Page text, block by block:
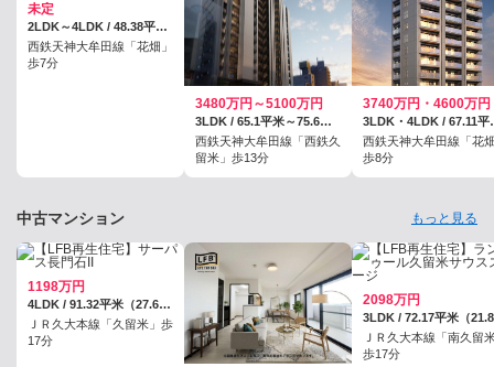
未定
2LDK～4LDK / 48.38平米～106.59平米
西鉄天神大牟田線「花畑」
歩7分
3480万円～5100万円
3LDK / 65.1平米～75.6平米
西鉄天神大牟田線「西鉄久
留米」歩13分
3740万円・4600万円
3LDK
西鉄天神大牟田線「花
歩8分
中古マンション もっと見る
1198万円
4LDK / 91.32平米（27.62坪）（壁芯）
ＪＲ久大本線「久留米」歩
17分
2098万円
ＪＲ久大本線「南久留
歩17分